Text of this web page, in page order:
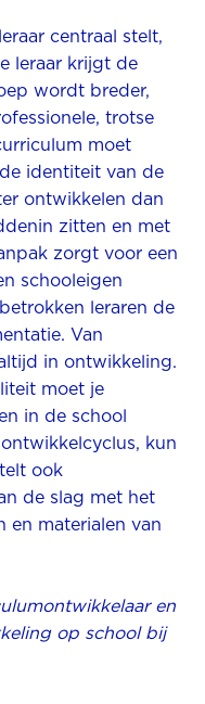
centraal stelt,
leraar krijgt de
wordt breder,
trotse
moet
identiteit van de
ontwikkelen dan
zitten en met
zorgt voor een
schooleigen
leraren de
Van
in ontwikkeling.
moet je
in de school
kun
ook
de slag met het
en materialen van
en
op school bij